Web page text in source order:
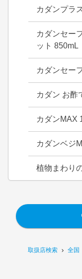
取扱店検索 全国
カダンプラ
カダンセー
ット 850mL
カダンセー
カダン お酢
カダンMAX
カダンベジ
植物まわり